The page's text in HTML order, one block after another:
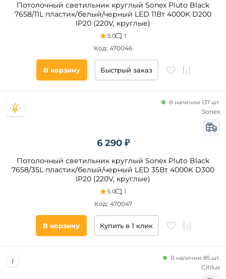
Потолочный светильник круглый Sonex Pluto Black
7658/11L пластик/белый/черный LED 11Вт 4000K D200
IP20 (220V, круглые)
5.0 1
Код: 470046
В корзину Быстрый заказ
6 290 ₽
Потолочный светильник круглый Sonex Pluto Black
7658/35L пластик/белый/черный LED 35Вт 4000K D300
IP20 (220V, круглые)
5.0 1
В наличии 137 шт.
Код: 470047
Sonex
В корзину Купить в 1 клик
В наличии 85 шт.
Citilux